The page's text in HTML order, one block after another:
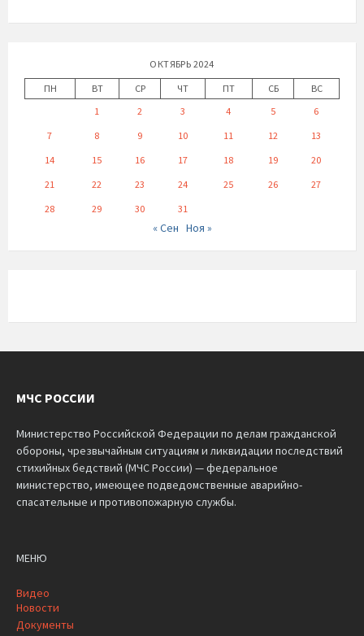
ОКТЯБРЬ 2024
ПН
ВТ СР ЧТ ПТ СБ
ВС
1
2 3 4 5
6
7
8 9 10 11 12
13
14
15 16 17 18 19
20
21
22 23 24 25 26
27
28
29 30 31
« Сен Ноя »
МЧС РОССИИ
Министерство Российской Федерации по делам гражданской
обороны, чрезвычайным ситуациям и ликвидации последствий
стихийных бедствий (МЧС России) — федеральное
министерство, имеющее подведомственные аварийно-
спасательные и противопожарную службы.
МЕНЮ
Видео
Новости
Документы